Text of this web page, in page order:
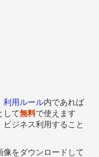
利用ルール内であれば
して無料で使えます
ビジネス利用すること
をダウンロードして